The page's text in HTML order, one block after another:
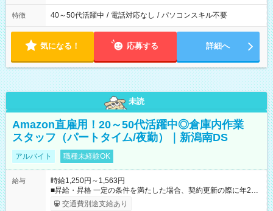
特徴 40～50代活躍中 / 電話対応なし / パソコンスキル不要
気になる！ 応募する 詳細へ
未読
Amazon直雇用！20～50代活躍中◎倉庫内作業
スタッフ（パートタイム/夜勤）｜新潟南DS
アルバイト 職種未経験OK
給与
時給1,250円～1,563円
■昇給・昇格 一定の条件を満たした場合、契約更新の際に年2回
まで昇給の機会があります。 ■正社員登用制度あり ※月末締/翌
交通費別途支給あり